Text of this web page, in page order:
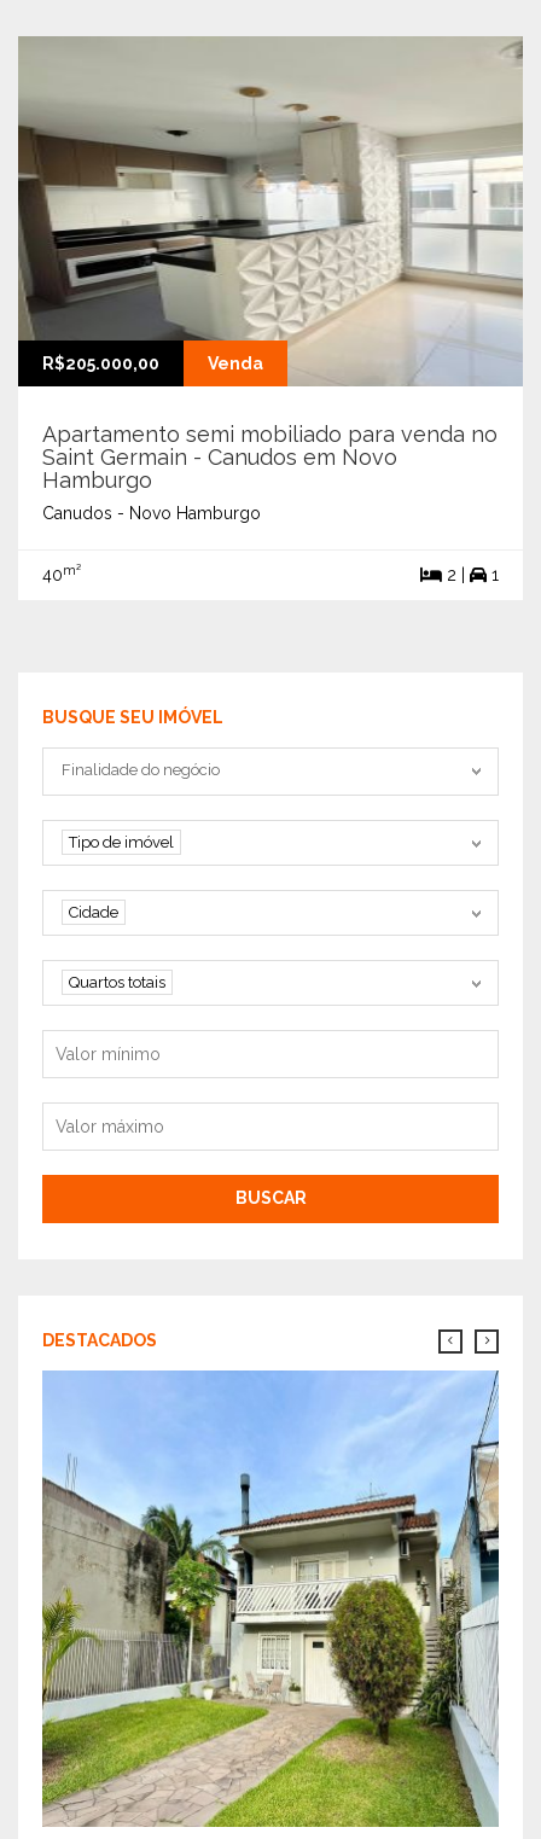
R$205.000,00 Venda
Apartamento semi mobiliado para venda no
Saint Germain - Canudos em Novo
Hamburgo
Canudos - Novo Hamburgo
40m² 2 | 1
BUSQUE SEU IMÓVEL
Tipo negociação
Finalidade do negócio
Tipo de imóvel
Tipo de imóvel
Cidade
Cidade
Quartos
Quartos totais
Valor mínimo
Valor máximo
BUSCAR
DESTACADOS